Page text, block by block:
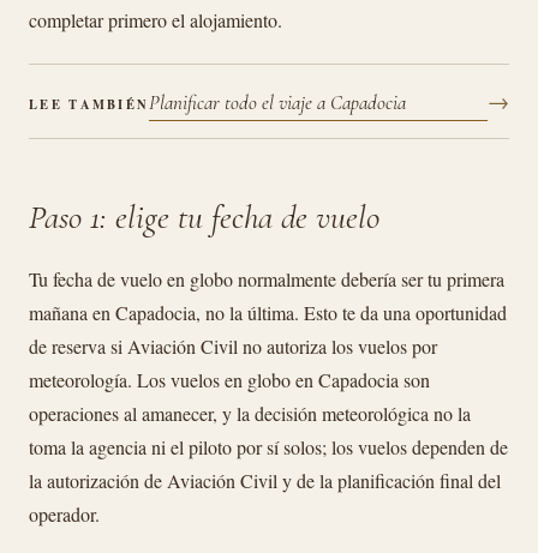
completar primero el alojamiento.
LEE TAMBIÉNPlanificar todo el viaje a Capadocia →
Paso 1: elige tu fecha de vuelo
Tu fecha de vuelo en globo normalmente debería ser tu primera
mañana en Capadocia, no la última. Esto te da una oportunidad
de reserva si Aviación Civil no autoriza los vuelos por
meteorología. Los vuelos en globo en Capadocia son
operaciones al amanecer, y la decisión meteorológica no la
toma la agencia ni el piloto por sí solos; los vuelos dependen de
la autorización de Aviación Civil y de la planificación final del
operador.